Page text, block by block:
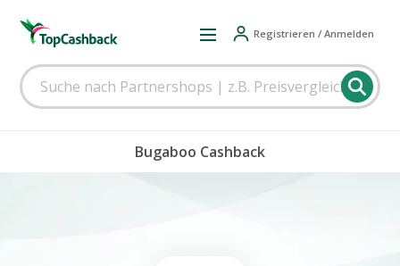
Registrieren / Anmelden
Bugaboo Cashback